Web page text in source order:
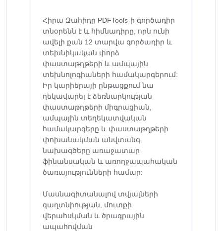
Հիրա Զահիդը PDFTools-ի գործադիր
տնօրենն է և հիմնադիրը, որն ունի
ավելի քան 12 տարվա գործադիր և
տեխնիկական փորձ
փաստաթղթերի և ամպային
տեխնոլոգիաների համակարգերում:
Իր կարիերայի ընթացքում նա
ղեկավարել է ձեռնարկության
փաստաթղթերի միգրացիան,
ամպային տեղեկատվական
համակարգերը և փաստաթղթերի
փոխանակման անվտանգ
նախագծերը առաջատար
ֆինանսական և առողջապահական
ծառայությունների համար:
Մասնագիտանալով տվյալների
գաղտնիության, մուտքի
վերահսկման և ծրագրային
ապահովման